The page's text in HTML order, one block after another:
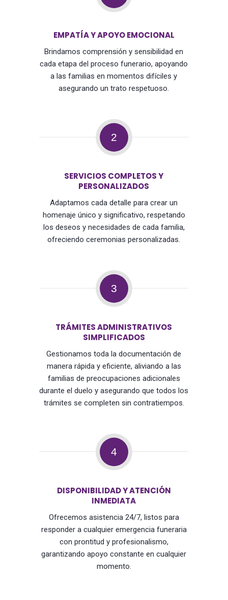
EMPATÍA Y APOYO EMOCIONAL
Brindamos comprensión y sensibilidad en
cada etapa del proceso funerario, apoyando
a las familias en momentos difíciles y
asegurando un trato respetuoso.
2
SERVICIOS COMPLETOS Y
PERSONALIZADOS
Adaptamos cada detalle para crear un
homenaje único y significativo, respetando
los deseos y necesidades de cada familia,
ofreciendo ceremonias personalizadas.
3
TRÁMITES ADMINISTRATIVOS
SIMPLIFICADOS
Gestionamos toda la documentación de
manera rápida y eficiente, aliviando a las
familias de preocupaciones adicionales
durante el duelo y asegurando que todos los
trámites se completen sin contratiempos.
4
DISPONIBILIDAD Y ATENCIÓN
INMEDIATA
Ofrecemos asistencia 24/7, listos para
responder a cualquier emergencia funeraria
con prontitud y profesionalismo,
garantizando apoyo constante en cualquier
momento.